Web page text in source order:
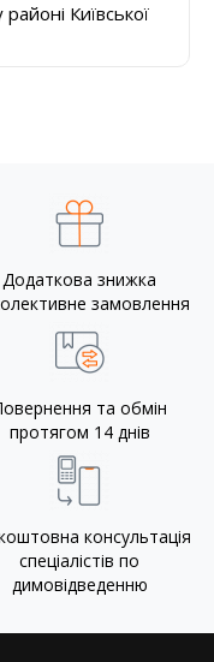
Київської
Додаткова знижка
замовлення
та обмін
протягом 14 днів
консультація
спеціалістів по
димовідведенню